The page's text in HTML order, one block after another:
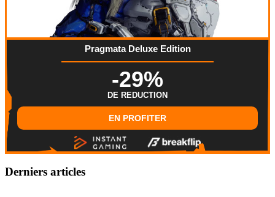
Pragmata Deluxe Edition
-29%
DE REDUCTION
EN PROFITER
Derniers articles